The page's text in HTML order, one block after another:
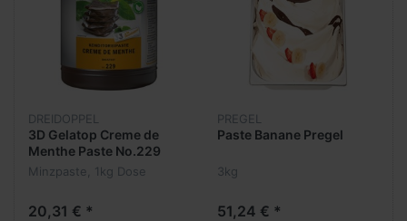
DREIDOPPEL
3D Gelatop Creme de
Menthe Paste No.229
Minzpaste, 1kg Dose
20,31 € *
PREGEL
Paste Banane Pregel
3kg
51,24 € *